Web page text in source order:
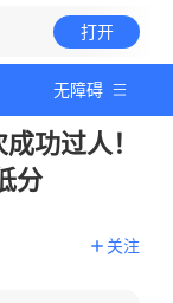
打开
无障碍
功过人！
分
关注